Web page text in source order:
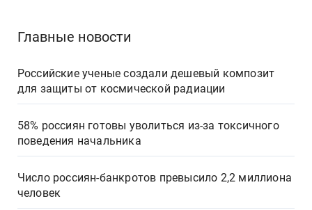
Главные новости
Российские ученые создали дешевый композит
для защиты от космической радиации
58% россиян готовы уволиться из-за токсичного
поведения начальника
Число россиян-банкротов превысило 2,2 миллиона
человек